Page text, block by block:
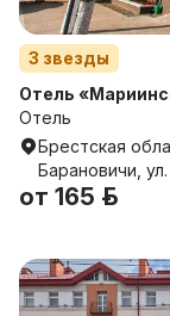
3 звезды
Отель
Отель
Брестская
Барановичи,
от 165 р.